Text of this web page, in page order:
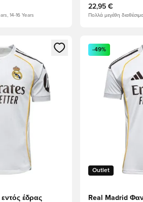
14-16 Years
22,95 €
Πολλά μεγέθη
να συνδεθείτε ή να εγγραφείτε ως
έδρας
Ανοίγει ένα
Outlet
-49%
Real Madrid